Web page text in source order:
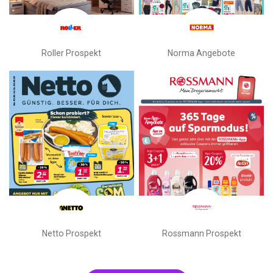
Roller Prospekt Norma Angebote
Netto Prospekt Rossmann Prospekt